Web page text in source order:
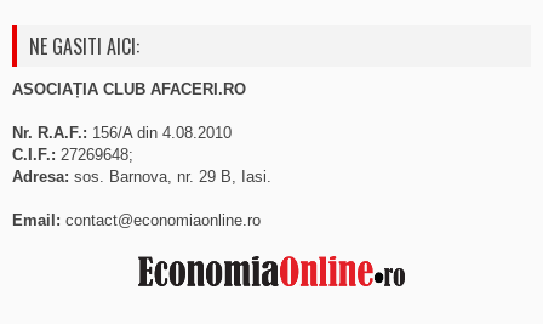
NE GASITI AICI:
ASOCIAȚIA CLUB AFACERI.RO
Nr. R.A.F.: 156/A din 4.08.2010
C.I.F.: 27269648;
Adresa: sos. Barnova, nr. 29 B, Iasi.
Email: contact@economiaonline.ro